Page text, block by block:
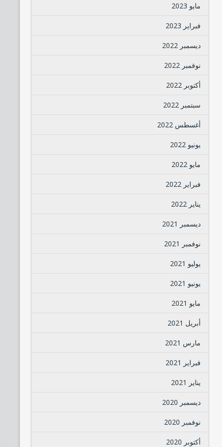
مايو 2023
فبراير 2023
ديسمبر 2022
نوفمبر 2022
أكتوبر 2022
سبتمبر 2022
أغسطس 2022
يونيو 2022
مايو 2022
فبراير 2022
يناير 2022
ديسمبر 2021
نوفمبر 2021
يوليو 2021
يونيو 2021
مايو 2021
أبريل 2021
مارس 2021
فبراير 2021
يناير 2021
ديسمبر 2020
نوفمبر 2020
أكتوبر 2020